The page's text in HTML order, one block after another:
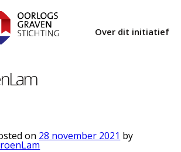
Over dit initiatief
on 28 november 2021 by